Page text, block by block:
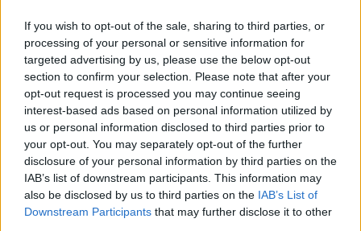
If you wish to opt-out of the sale, sharing to third parties, or
processing of your personal or sensitive information for
targeted advertising by us, please use the below opt-out
section to confirm your selection. Please note that after your
opt-out request is processed you may continue seeing
interest-based ads based on personal information utilized by
us or personal information disclosed to third parties prior to
your opt-out. You may separately opt-out of the further
disclosure of your personal information by third parties on the
IAB’s list of downstream participants. This information may
also be disclosed by us to third parties on the IAB’s List of
Downstream Participants that may further disclose it to other
In evidenza